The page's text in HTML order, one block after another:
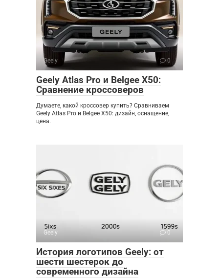
Geely 0
Geely Atlas Pro и Belgee X50:
Сравнение кроссоверов
Думаете, какой кроссовер купить? Сравниваем
Geely Atlas Pro и Belgee X50: дизайн, оснащение,
цена.
Geely 0
История логотипов Geely: от
шести шестерок до
современного дизайна